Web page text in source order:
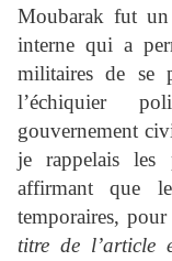
Moubarak fut un
interne qui a
militaires de se
l’échiquier
gouvernement
je rappelais les
affirmant que
temporaires,
titre de l’article